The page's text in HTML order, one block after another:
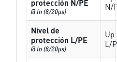
protección N/PE
@ In (8/20µs)
N/
Nivel de
protección L/PE
@ In (8/20µs)
Up
L/